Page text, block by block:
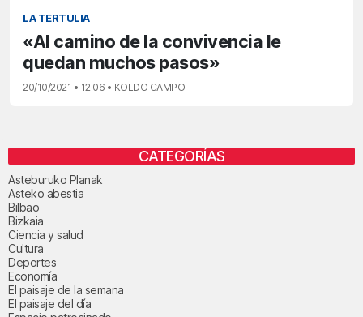
LA TERTULIA
«Al camino de la convivencia le
quedan muchos pasos»
20/10/2021 • 12:06 • KOLDO CAMPO
CATEGORÍAS
Asteburuko Planak
Asteko abestia
Bilbao
Bizkaia
Ciencia y salud
Cultura
Deportes
Economía
El paisaje de la semana
El paisaje del día